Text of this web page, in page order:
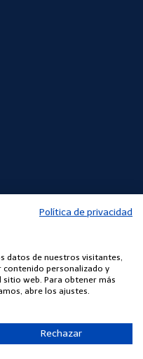
Política de privacidad
datos de nuestros visitantes,
personalizado y
sitio web. Para obtener más
abre los ajustes.
Rechazar